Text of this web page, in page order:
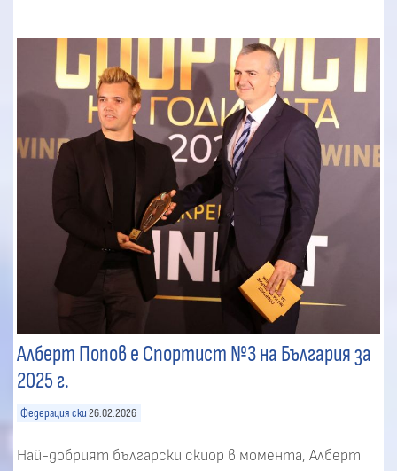
Алберт Попов е Спортист №3 на България за
2025 г.
Федерация ски 26.02.2026
Най-добрият български скиор в момента, Алберт